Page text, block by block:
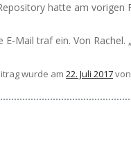
hatte am vorigen
E-Mail traf ein. Von
wurde am 22. Juli 2017von